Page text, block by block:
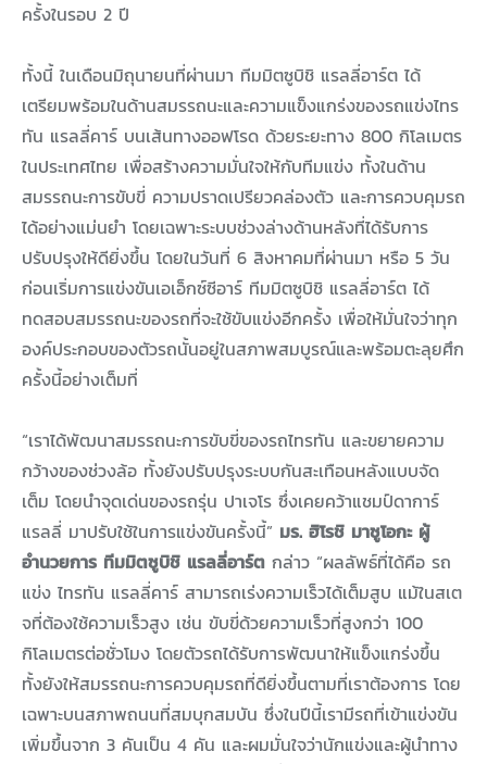
ครั้งในรอบ 2 ปี
ทั้งนี้ ในเดือนมิถุนายนที่ผ่านมา ทีมมิตซูบิชิ แรลลี่อาร์ต ได้
เตรียมพร้อมในด้านสมรรถนะและความแข็งแกร่งของรถแข่งไทร
ทัน แรลลี่คาร์ บนเส้นทางออฟโรด ด้วยระยะทาง 800 กิโลเมตร
ในประเทศไทย เพื่อสร้างความมั่นใจให้กับทีมแข่ง ทั้งในด้าน
สมรรถนะการขับขี่ ความปราดเปรียวคล่องตัว และการควบคุมรถ
ได้อย่างแม่นยำ โดยเฉพาะระบบช่วงล่างด้านหลังที่ได้รับการ
ปรับปรุงให้ดียิ่งขึ้น โดยในวันที่ 6 สิงหาคมที่ผ่านมา หรือ 5 วัน
ก่อนเริ่มการแข่งขันเอเอ็กซ์ซีอาร์ ทีมมิตซูบิชิ แรลลี่อาร์ต ได้
ทดสอบสมรรถนะของรถที่จะใช้ขับแข่งอีกครั้ง เพื่อให้มั่นใจว่าทุก
องค์ประกอบของตัวรถนั้นอยู่ในสภาพสมบูรณ์และพร้อมตะลุยศึก
ครั้งนี้อย่างเต็มที่
“เราได้พัฒนาสมรรถนะการขับขี่ของรถไทรทัน และขยายความ
กว้างของช่วงล้อ ทั้งยังปรับปรุงระบบกันสะเทือนหลังแบบจัด
เต็ม โดยนำจุดเด่นของรถรุ่น ปาเจโร ซึ่งเคยคว้าแชมป์ดาการ์
แรลลี่ มาปรับใช้ในการแข่งขันครั้งนี้” มร. ฮิโรชิ มาซูโอกะ ผู้
อำนวยการ ทีมมิตซูบิชิ แรลลี่อาร์ต กล่าว “ผลลัพธ์ที่ได้คือ รถ
แข่ง ไทรทัน แรลลี่คาร์ สามารถเร่งความเร็วได้เต็มสูบ แม้ในสเต
จที่ต้องใช้ความเร็วสูง เช่น ขับขี่ด้วยความเร็วที่สูงกว่า 100
กิโลเมตรต่อชั่วโมง โดยตัวรถได้รับการพัฒนาให้แข็งแกร่งขึ้น
ทั้งยังให้สมรรถนะการควบคุมรถที่ดียิ่งขึ้นตามที่เราต้องการ โดย
เฉพาะบนสภาพถนนที่สมบุกสมบัน ซึ่งในปีนี้เรามีรถที่เข้าแข่งขัน
เพิ่มขึ้นจาก 3 คันเป็น 4 คัน และผมมั่นใจว่านักแข่งและผู้นำทาง